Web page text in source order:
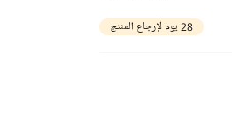
28 يوم لإرجاع المنتج